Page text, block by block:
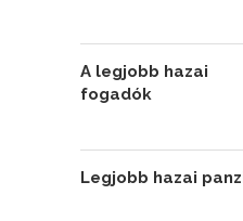
A legjobb hazai
fogadók
Legjobb hazai